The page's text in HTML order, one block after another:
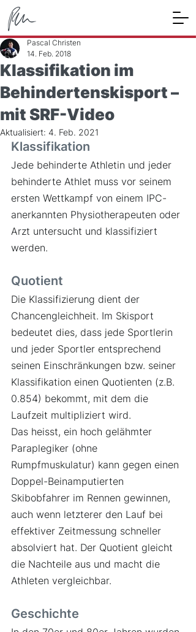
Klassifikation im
Behindertenskisport –
mit SRF-Video
Pascal Christen
14. Feb. 2018
Aktualisiert: 4. Feb. 2021
Klassifikation
Jede behinderte Athletin und jeder
behinderte Athlet muss vor seinem
ersten Wettkampf von einem IPC-
anerkannten Physiotherapeuten oder
Arzt untersucht und klassifiziert
werden.
Quotient
Die Klassifizierung dient der
Chancengleichheit. Im Skisport
bedeutet dies, dass jede Sportlerin
und jeder Sportler entsprechend
seinen Einschränkungen bzw. seiner
Klassifikation einen Quotienten (z.B.
0.854) bekommt, mit dem die
Laufzeit multipliziert wird.
Das heisst, ein hoch gelähmter
Paraplegiker (ohne
Rumpfmuskulatur) kann gegen einen
Doppel-Beinamputierten
Skibobfahrer im Rennen gewinnen,
auch wenn letzterer den Lauf bei
effektiver Zeitmessung schneller
absolviert hat. Der Quotient gleicht
die Nachteile aus und macht die
Athleten vergleichbar.
Geschichte